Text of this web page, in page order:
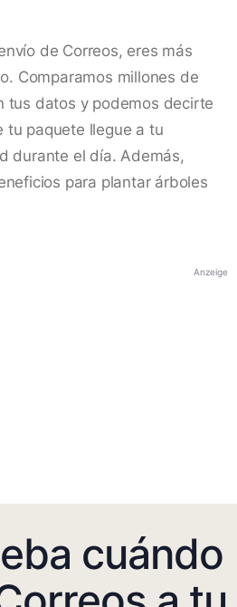
de Correos, eres más
Comparamos millones de
tus datos y podemos decirte
tu paquete llegue a tu
durante el día. Además,
para plantar árboles
Anzeige
cuándo